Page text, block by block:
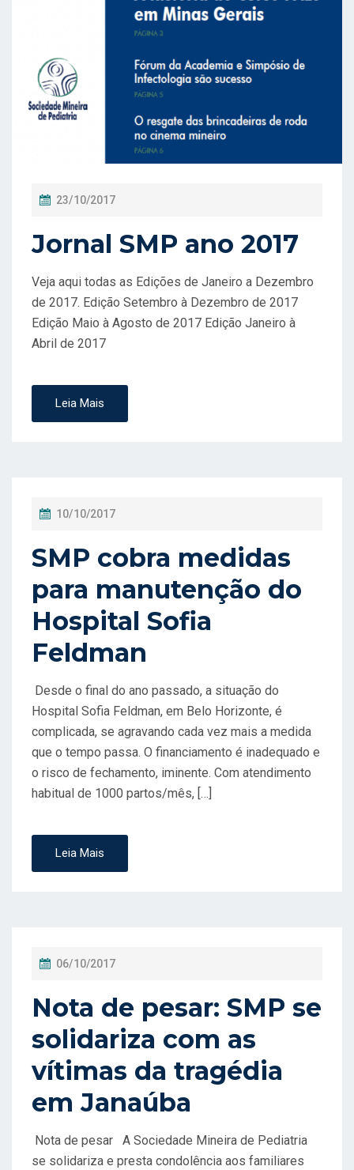
P
S
A
D
O
23/10/2017
Jornal SMP ano 2017
Veja aqui todas as Edições de Janeiro a Dezembro
de 2017. Edição Setembro à Dezembro de 2017
Edição Maio à Agosto de 2017 Edição Janeiro à
Abril de 2017
Leia Mais
P
S
A
D
O
M
10/10/2017
SMP cobra medidas
para manutenção do
Hospital Sofia
Feldman
Desde o final do ano passado, a situação do
Hospital Sofia Feldman, em Belo Horizonte, é
complicada, se agravando cada vez mais a medida
que o tempo passa. O financiamento é inadequado e
o risco de fechamento, iminente. Com atendimento
habitual de 1000 partos/mês, […]
Leia Mais
P
S
A
D
O
M
06/10/2017
Nota de pesar: SMP se
solidariza com as
vítimas da tragédia
em Janaúba
Nota de pesar A Sociedade Mineira de Pediatria
se solidariza e presta condolência aos familiares